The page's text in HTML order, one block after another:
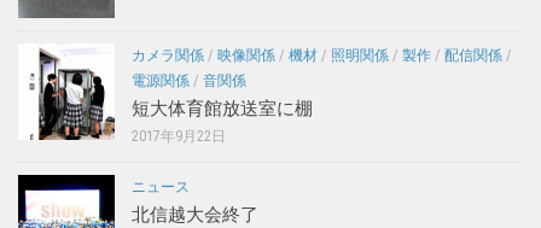
カメラ関係 / 映像関係 / 機材 / 照明関係 / 製作 / 配信関係 /
電源関係 / 音関係
短大体育館放送室に棚
2017年9月22日
ニュース
北信越大会終了